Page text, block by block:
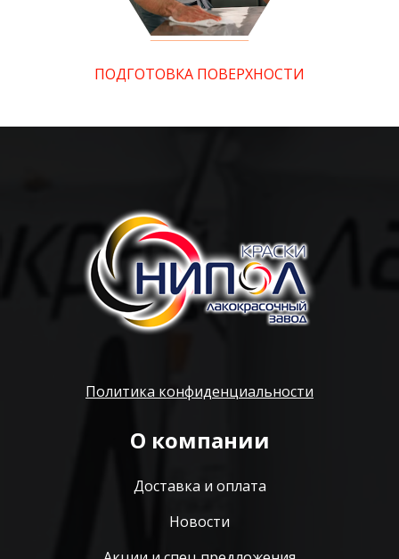
ПОДГОТОВКА ПОВЕРХНОСТИ
Политика конфиденциальности
О компании
Доставка и оплата
Новости